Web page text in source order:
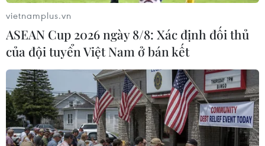
vietnamplus.vn
ASEAN Cup 2026 ngày 8/8: Xác định đối thủ
của đội tuyển Việt Nam ở bán kết